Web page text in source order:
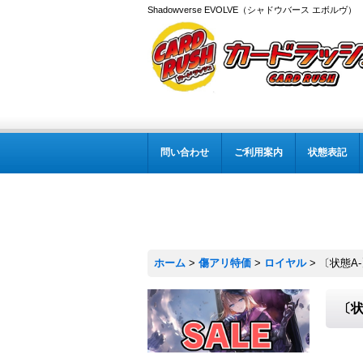
Shadowverse EVOLVE（シャドウバース エボルヴ
問い合わせ ご利用案内 状態表記
ホーム > 傷アリ特価 > ロイヤル > 〔状態
〔